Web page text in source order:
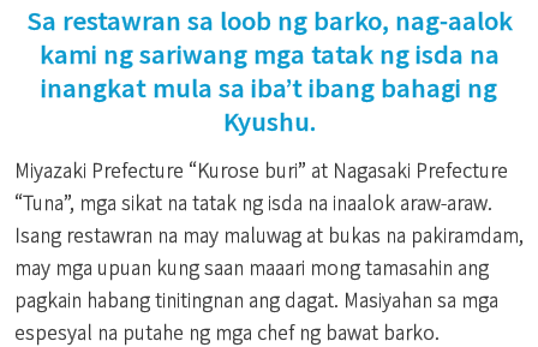
Sa restawran sa loob ng barko, nag-aalok
kami ng sariwang mga tatak ng isda na
inangkat mula sa iba’t ibang bahagi ng
Kyushu.
Miyazaki Prefecture “Kurose buri” at Nagasaki Prefecture
“Tuna”, mga sikat na tatak ng isda na inaalok araw-araw.
Isang restawran na may maluwag at bukas na pakiramdam,
may mga upuan kung saan maaari mong tamasahin ang
pagkain habang tinitingnan ang dagat. Masiyahan sa mga
espesyal na putahe ng mga chef ng bawat barko.